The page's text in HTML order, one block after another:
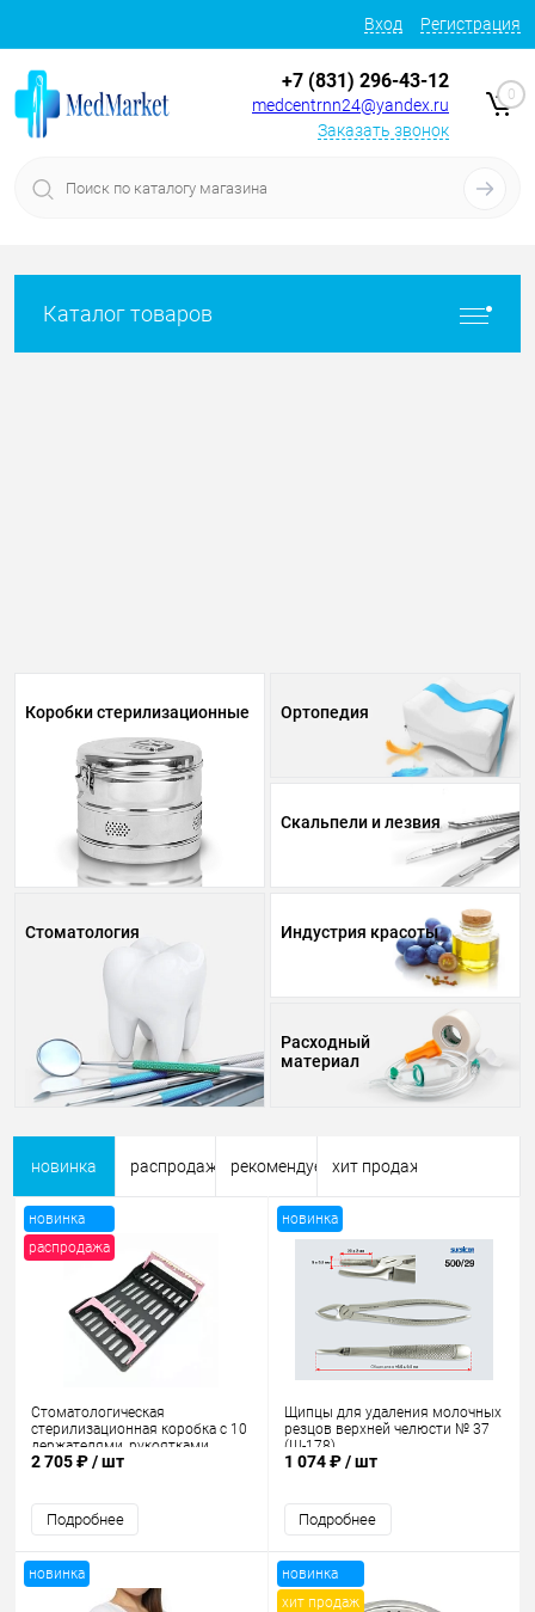
Вход Регистрация
+7 (831) 296-43-12
medcentrnn24@yandex.ru
Заказать звонок
0
Каталог товаров
Коробки стерилизационные Ортопедия
Скальпели и лезвия
Стоматология Индустрия красоты
Расходный
материал
новинка распродажа рекомендуемхит продаж
новинка
распродажа
Стоматологическая
стерилизационная коробка с 10
держателями, рукоятками,
инструментами,
2 705 ₽/ шт
Подробнее
новинка
Щипцы для удаления молочных
резцов верхней челюсти № 37
(Щ-178)
1 074 ₽/ шт
Подробнее
новинка
новинка
хит продаж